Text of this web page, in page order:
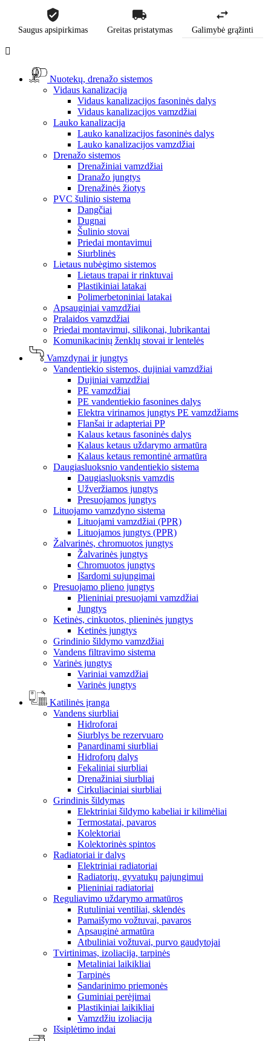
Saugus apsipirkimas Greitas pristatymas Galimybė grąžinti

Nuotekų, drenažo sistemos
Vidaus kanalizacija
Vidaus kanalizacijos fasoninės dalys
Vidaus kanalizacijos vamzdžiai
Lauko kanalizacija
Lauko kanalizacijos fasoninės dalys
Lauko kanalizacijos vamzdžiai
Drenažo sistemos
Drenažiniai vamzdžiai
Dranažo jungtys
Drenažinės žiotys
PVC šulinio sistema
Dangčiai
Dugnai
Šulinio stovai
Priedai montavimui
Siurblinės
Lietaus nubėgimo sistemos
Lietaus trapai ir rinktuvai
Plastikiniai latakai
Polimerbetoniniai latakai
Apsauginiai vamzdžiai
Pralaidos vamzdžiai
Priedai montavimui, silikonai, lubrikantai
Komunikacinių ženklų stovai ir lentelės
Vamzdynai ir jungtys
Vandentiekio sistemos, dujiniai vamzdžiai
Dujiniai vamzdžiai
PE vamzdžiai
PE vandentiekio fasonines dalys
Elektra virinamos jungtys PE vamzdžiams
Flanšai ir adapteriai PP
Kalaus ketaus fasoninės dalys
Kalaus ketaus uždarymo armatūra
Kalaus ketaus remontinė armatūra
Daugiasluoksnio vandentiekio sistema
Daugiasluoksnis vamzdis
Užveržiamos jungtys
Presuojamos jungtys
Lituojamo vamzdyno sistema
Lituojami vamzdžiai (PPR)
Lituojamos jungtys (PPR)
Žalvarinės, chromuotos jungtys
Žalvarinės jungtys
Chromuotos jungtys
Išardomi sujungimai
Presuojamo plieno jungtys
Plieniniai presuojami vamzdžiai
Jungtys
Ketinės, cinkuotos, plieninės jungtys
Ketinės jungtys
Grindinio šildymo vamzdžiai
Vandens filtravimo sistema
Varinės jungtys
Variniai vamzdžiai
Varinės jungtys
Katilinės įranga
Vandens siurbliai
Hidroforai
Siurblys be rezervuaro
Panardinami siurbliai
Hidroforų dalys
Fekaliniai siurbliai
Drenažiniai siurbliai
Cirkuliaciniai siurbliai
Grindinis šildymas
Elektriniai šildymo kabeliai ir kilimėliai
Termostatai, pavaros
Kolektoriai
Kolektorinės spintos
Radiatoriai ir dalys
Elektriniai radiatoriai
Radiatorių, gyvatukų pajungimui
Plieniniai radiatoriai
Reguliavimo uždarymo armatūros
Rutuliniai ventiliai, sklendės
Pamaišymo vožtuvai, pavaros
Apsauginė armatūra
Atbuliniai vožtuvai, purvo gaudytojai
Tvirtinimas, izoliacija, tarpinės
Metaliniai laikikliai
Tarpinės
Sandarinimo priemonės
Guminiai perėjimai
Plastikiniai laikikliai
Vamzdžiu izoliacija
Išsiplėtimo indai